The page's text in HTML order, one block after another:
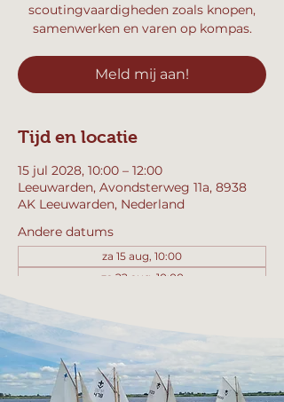
scoutingvaardigheden zoals knopen,
samenwerken en varen op kompas.
Meld mij aan!
Tijd en locatie
15 jul 2028, 10:00 – 12:00
Leeuwarden, Avondsterweg 11a, 8938
AK Leeuwarden, Nederland
Andere datums
za 15 aug, 10:00
za 22 aug, 10:00
Bekijk alle 357 datums
Meld mij aan!